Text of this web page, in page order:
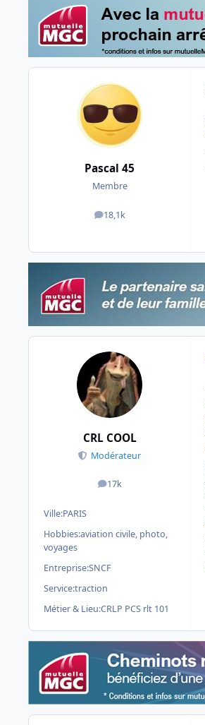
Pascal 45
Membre
18,1k
messages
CRL COOL
Modérateur
17k
messages
Ville:PARIS
Hobbies:aviation civile, photo,
voyages
Entreprise:SNCF
Service:traction
Métier & Lieu:CRLP PCS rlt 101